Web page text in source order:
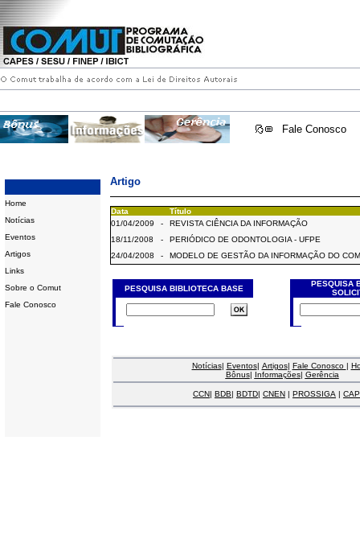
Fale Conosco
Home
Notícias
Eventos
Artigos
Links
Sobre o Comut
Fale Conosco
Artigo
Data
Título
01/04/2009
-
REVISTA CIÊNCIA DA INFORMAÇÃO
18/11/2008
-
PERIÓDICO DE ODONTOLOGIA - UFPE
24/04/2008
- MODELO DE GESTÃO DA INFORMAÇÃO DO
PESQUISA BIBLIOTECA BASE
PESQUISA
Notícias| Eventos| Artigos| Fale Conosco |
Bônus| Informações| Gerência
CCN| BDB| BDTD| CNEN | PROSSIGA |